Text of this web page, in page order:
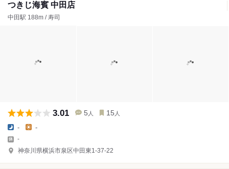
つきじ海賓 中田店
中田駅 188m / 寿司
3.01 5 人 15 人
- -
-
神奈川県横浜市泉区中田東1-37-22